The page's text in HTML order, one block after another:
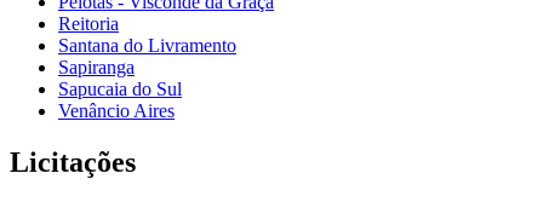
Reitoria
Santana do Livramento
Sapiranga
Sapucaia do Sul
Venâncio Aires
Licitações